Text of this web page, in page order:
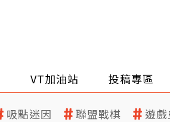
VT加油站 投稿專區
吸點迷因 聯盟戰棋 遊